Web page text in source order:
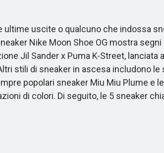
uscite o qualcuno che indossa
Nike Moon Shoe OG mostra
Jil Sander x Puma K-Street, lanciata
stili di sneaker in ascesa includono le
popolari sneaker Miu Miu Plume e
di colori. Di seguito, le 5 sneaker